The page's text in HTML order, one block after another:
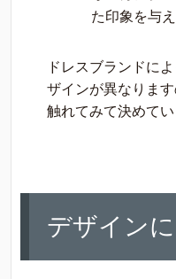
た印象を与
ドレスブランドに
ザインが異なりま
触れてみて決めてい
デザイン